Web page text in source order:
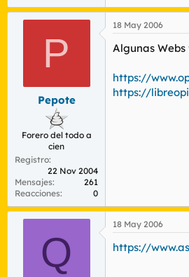
P
Pepote
Forero del todo a
cien
Registro
22 Nov 2004
Mensajes
261
Reacciones
0
18 May 2006
Algunas Webs
https://
https://
Q
18 May 2006
https://